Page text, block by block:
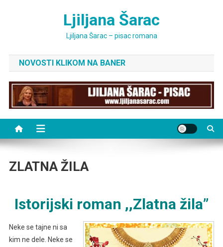
Ljiljana Šarac
Ljiljana Šarac – pisac romana
NOVOSTI KLIKOM NA BANER
ZLATNA ŽILA
Istorijski roman ,,Zlatna žila”
Neke se tajne ni sa
kim ne dele. Neke se